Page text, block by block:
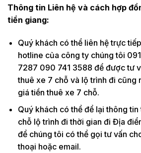
Thông tin Liên hệ và cách hợp
tiền giang:
Quý khách có thể liên hệ trực
hotline của công ty chúng tôi
7287 090 741 3588 để được tư
thuê xe 7 chỗ và lộ trình đi cũng
giá tiền thuê xe 7 chỗ.
Quý khách có thể để lại thông
chỗ lộ trình đi thời gian đi Địa
để chúng tôi có thể gọi tư vấn
thoại hoặc email.